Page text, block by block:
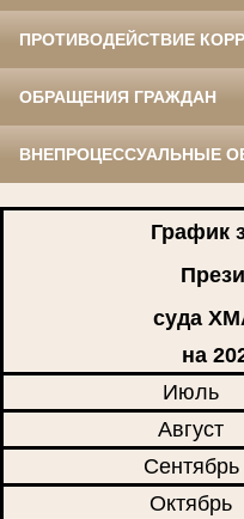
ПРОТИВОДЕЙСТВИЕ
ОБРАЩЕНИЯ ГРАЖДАН
ВНЕПРОЦЕССУАЛЬНЫЕ
График
суда
на
Июль
Август
Сентябрь
Октябрь